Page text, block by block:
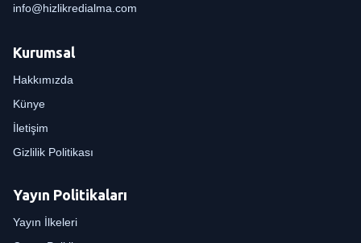
info@hizlikredialma.com
Kurumsal
Hakkımızda
Künye
İletişim
Gizlilik Politikası
Yayın Politikaları
Yayın İlkeleri